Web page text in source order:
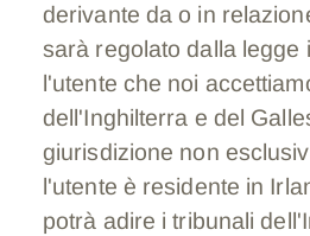
derivante da o in
sarà regolato dalla legge
l'utente che noi
dell'Inghilterra e del
giurisdizione non
l'utente è residente in
potrà adire i tribunali